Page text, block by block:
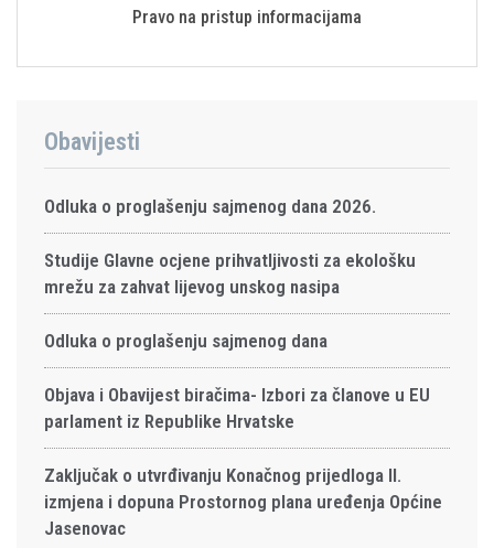
Pravo na pristup informacijama
Obavijesti
Odluka o proglašenju sajmenog dana 2026.
Studije Glavne ocjene prihvatljivosti za ekološku
mrežu za zahvat lijevog unskog nasipa
Odluka o proglašenju sajmenog dana
Objava i Obavijest biračima- Izbori za članove u EU
parlament iz Republike Hrvatske
Zaključak o utvrđivanju Konačnog prijedloga II.
izmjena i dopuna Prostornog plana uređenja Općine
Jasenovac